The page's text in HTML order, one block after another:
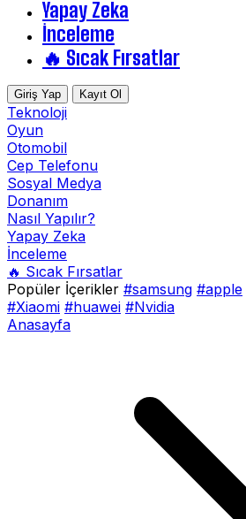
Yapay Zeka
İnceleme
🔥 Sıcak Fırsatlar
Giriş Yap Kayıt Ol
Teknoloji
Oyun
Otomobil
Cep Telefonu
Sosyal Medya
Donanım
Nasıl Yapılır?
Yapay Zeka
İnceleme
🔥 Sıcak Fırsatlar
Popüler İçerikler #samsung #apple
#Xiaomi #huawei #Nvidia
Anasayfa